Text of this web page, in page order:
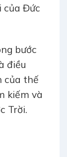
của Đức
bước
điều
của thế
kiếm và
Trời.